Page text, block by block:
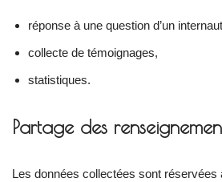
réponse à une question d’un
collecte de témoignages,
statistiques.
Partage des
Les données collectées sont réservées